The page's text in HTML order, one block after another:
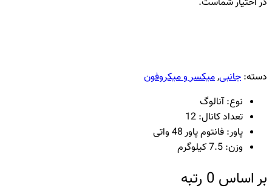
دسته: جانبی,میکسر و میکروفون
نوع: آنالوگ
تعداد کانال: 12
پاور: فانتوم پاور 48 واتی
وزن: 7.5 کیلوگرم
بر اساس 0 رتبه